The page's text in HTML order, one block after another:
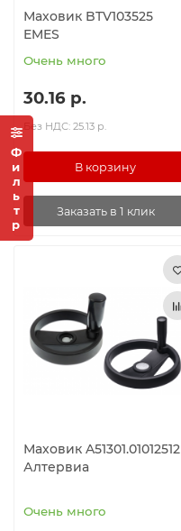
Фильтр
Маховик BTV103525
EMES
Очень много
30.16 р.
Без НДС: 25.13 р.
В корзину
Заказать в 1 клик
Маховик A51301.01012512
Алтервиа
Очень много